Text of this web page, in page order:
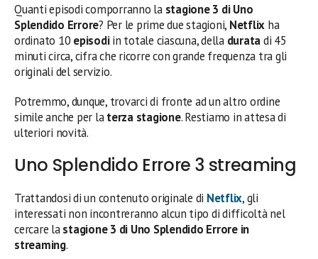
Quanti episodi comporranno la stagione 3 di Uno
Splendido Errore? Per le prime due stagioni, Netflix ha
ordinato 10 episodiin totale ciascuna, della duratadi 45
minuti circa, cifra che ricorre con grande frequenza tra gli
originali del servizio.
Potremmo, dunque, trovarci di fronte ad un altro ordine
simile anche per laterza stagione. Restiamo in attesa di
ulteriori novità.
Uno Splendido Errore 3 streaming
Trattandosi di un contenuto originale di Netflix, gli
interessati non incontreranno alcun tipo di difficoltà nel
cercare lastagione 3 di Uno Splendido Errore in
streaming.